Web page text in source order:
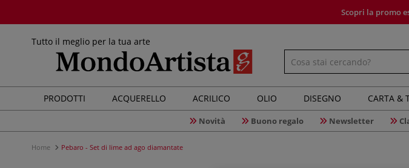
Scopri la promo
Tutto il meglio per la tua arte
PRODOTTI ACQUERELLO ACRILICO OLIO DISEGNO CARTA &
Novità Buono regalo Newsletter
Home Pebaro - Set di lime ad ago diamantate